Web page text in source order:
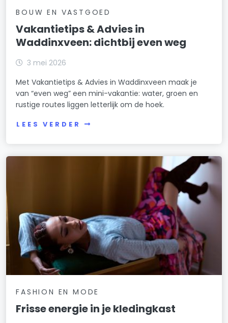
BOUW EN VASTGOED
Vakantietips & Advies in
Waddinxveen: dichtbij even weg
3 mei 2026
Met Vakantietips & Advies in Waddinxveen maak je
van “even weg” een mini-vakantie: water, groen en
rustige routes liggen letterlijk om de hoek.
LEES VERDER
FASHION EN MODE
Frisse energie in je kledingkast